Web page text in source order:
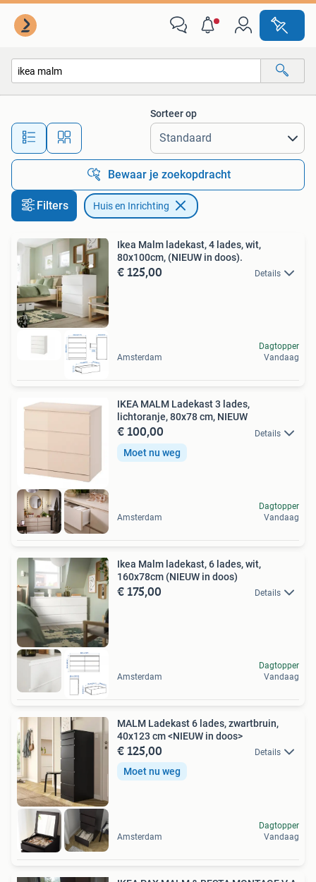
Alle afstanden…
Sorteer op
Bewaar je zoekopdracht
Filters Huis en Inrichting
Ikea Malm ladekast, 4 lades, wit,
80x100cm, (NIEUW in doos).
€ 125,00 Details
Amsterdam
Dagtopper
Vandaag
IKEA MALM Ladekast 3 lades,
lichtoranje, 80x78 cm, NIEUW
€ 100,00 Details
Moet nu weg
Amsterdam
Dagtopper
Vandaag
Ikea Malm ladekast, 6 lades, wit,
160x78cm (NIEUW in doos)
€ 175,00 Details
Amsterdam
Dagtopper
Vandaag
MALM Ladekast 6 lades, zwartbruin,
40x123 cm <NIEUW in doos>
€ 125,00 Details
Moet nu weg
Amsterdam
Dagtopper
Vandaag